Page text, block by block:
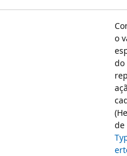
o
do
de